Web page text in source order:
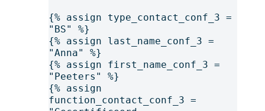
{% assign type_contact_conf_3 =
"BS" %}
{% assign last_name_conf_3 =
"Anna" %}
{% assign first_name_conf_3 =
"Peeters" %}
{% assign
function_contact_conf_3 =